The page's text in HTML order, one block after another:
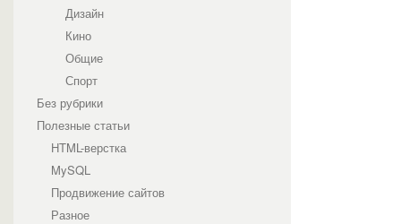
Дизайн
Кино
Общие
Спорт
Без рубрики
Полезные статьи
HTML-верстка
MySQL
Продвижение сайтов
Разное